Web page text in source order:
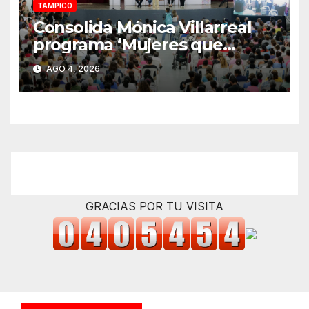
TAMPICO
Consolida Mónica Villarreal
programa ‘Mujeres que
Cuidan’ con 2 mil
beneficiarias
AGO 4, 2026
GRACIAS POR TU VISITA